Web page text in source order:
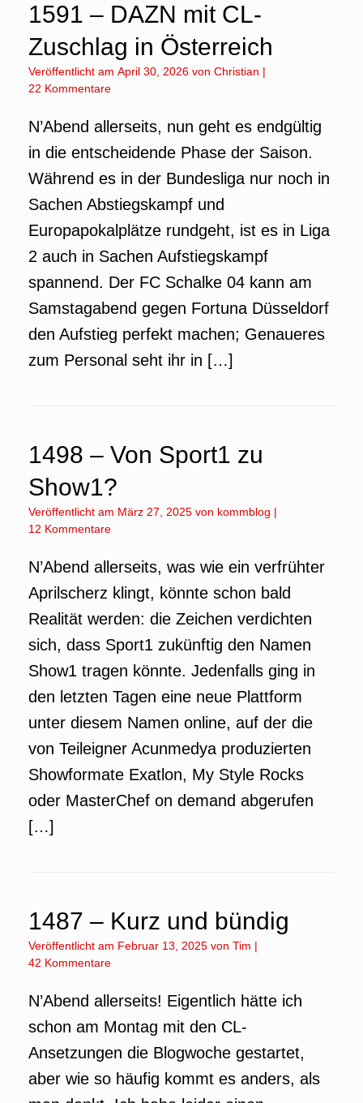
1591 – DAZN mit CL-
Zuschlag in Österreich
Veröffentlicht am April 30, 2026 von Christian |
22 Kommentare
N’Abend allerseits, nun geht es endgültig
in die entscheidende Phase der Saison.
Während es in der Bundesliga nur noch in
Sachen Abstiegskampf und
Europapokalplätze rundgeht, ist es in Liga
2 auch in Sachen Aufstiegskampf
spannend. Der FC Schalke 04 kann am
Samstagabend gegen Fortuna Düsseldorf
den Aufstieg perfekt machen; Genaueres
zum Personal seht ihr in […]
1498 – Von Sport1 zu
Show1?
Veröffentlicht am März 27, 2025 von kommblog |
12 Kommentare
N’Abend allerseits, was wie ein verfrühter
Aprilscherz klingt, könnte schon bald
Realität werden: die Zeichen verdichten
sich, dass Sport1 zukünftig den Namen
Show1 tragen könnte. Jedenfalls ging in
den letzten Tagen eine neue Plattform
unter diesem Namen online, auf der die
von Teileigner Acunmedya produzierten
Showformate Exatlon, My Style Rocks
oder MasterChef on demand abgerufen
[…]
1487 – Kurz und bündig
Veröffentlicht am Februar 13, 2025 von Tim |
42 Kommentare
N’Abend allerseits! Eigentlich hätte ich
schon am Montag mit den CL-
Ansetzungen die Blogwoche gestartet,
aber wie so häufig kommt es anders, als